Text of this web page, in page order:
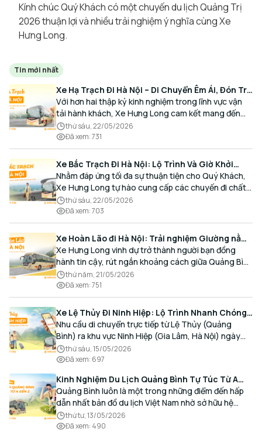
Kính chúc Quý Khách có một chuyến du lịch Quảng Trị
2026 thuận lợi và nhiều trải nghiệm ý nghĩa cùng Xe
Hưng Long.
Tin mới nhất
Xe Hạ Trạch Đi Hà Nội – Di Chuyển Êm Ái, Đón Trả
Tận Nơi Cùng Xe Hưng Long
Với hơn hai thập kỷ kinh nghiệm trong lĩnh vực vận
tải hành khách, Xe Hưng Long cam kết mang đến
cho Quý Khách một hành trình di chuyển trọn vẹn,
thoải mái và đúng giờ.
thứ sáu, 22/05/2026
Đã xem:731
Xe Bắc Trạch Đi Hà Nội: Lộ Trình Và Giờ Khởi
Hành Cùng Xe Hưng Long
Nhằm đáp ứng tối đa sự thuận tiện cho Quý Khách,
Xe Hưng Long tự hào cung cấp các chuyến đi chất
lượng cao, an toàn với lịch trình linh hoạt mỗi ngày.
thứ sáu, 22/05/2026
Đã xem:703
Xe Hoàn Lão đi Hà Nội: Trải nghiệm Giường nằm
Cao cấp, Đón trả Tận nơi
Xe Hưng Long vinh dự trở thành người bạn đồng
hành tin cậy, rút ngắn khoảng cách giữa Quảng Bình
và Thủ đô bằng chất lượng dịch vụ chuẩn mực.
thứ năm, 21/05/2026
Đã xem:751
Xe Lệ Thủy Đi Ninh Hiệp: Lộ Trình Nhanh Chóng,
Đón Trả Tận Nơi
Nhu cầu di chuyển trực tiếp từ Lệ Thủy (Quảng
Bình) ra khu vực Ninh Hiệp (Gia Lâm, Hà Nội) ngày
càng gia tăng, đặc biệt đối với các hành khách có
nhu cầu giao thương, kinh doanh và mua sắm.
thứ sáu, 15/05/2026
Đã xem: 697
Kinh Nghiệm Du Lịch Quảng Bình Tự Túc Từ A
Đến Z Chi Tiết Nhất
Quảng Bình luôn là một trong những điểm đến hấp
dẫn nhất bản đồ du lịch Việt Nam nhờ sở hữu hệ
thống hang động kỳ vĩ, những bãi biển hoang sơ và
nét ẩm thực đậm đà bản sắc.
thứ tư, 13/05/2026
Đã xem: 490